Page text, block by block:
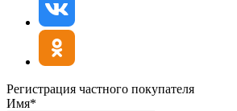
Регистрация частного покупателя
Имя*